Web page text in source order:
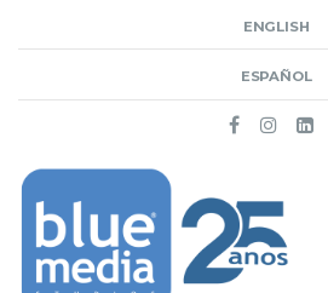
ENGLISH
ESPAÑOL